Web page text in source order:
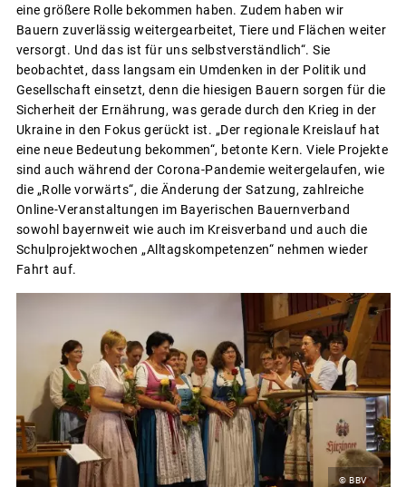
eine größere Rolle bekommen haben. Zudem haben wir
Bauern zuverlässig weitergearbeitet, Tiere und Flächen weiter
versorgt. Und das ist für uns selbstverständlich“. Sie
beobachtet, dass langsam ein Umdenken in der Politik und
Gesellschaft einsetzt, denn die hiesigen Bauern sorgen für die
Sicherheit der Ernährung, was gerade durch den Krieg in der
Ukraine in den Fokus gerückt ist. „Der regionale Kreislauf hat
eine neue Bedeutung bekommen“, betonte Kern. Viele Projekte
sind auch während der Corona-Pandemie weitergelaufen, wie
die „Rolle vorwärts“, die Änderung der Satzung, zahlreiche
Online-Veranstaltungen im Bayerischen Bauernverband
sowohl bayernweit wie auch im Kreisverband und auch die
Schulprojektwochen „Alltagskompetenzen“ nehmen wieder
Fahrt auf.
© BBV